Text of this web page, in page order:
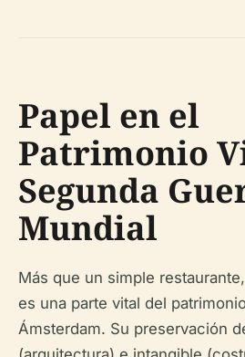
Papel en el
Patrimonio
Segunda
Mundial
Más que un simple
es una parte vital del
Ámsterdam. Su preservación